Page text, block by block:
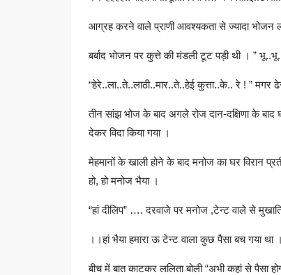
आग्रह करने वाले प्राणी आवश्यकता से ज्यादा भोजन
बर्बाद भोजन पर कुत्ते की मंडली टूट पड़ी थी । ”
“हेरे..ला..ते..लाठी..मार..ते..हेई कुत्ता..के.. रे ! ” मगर
तीन सांझ भोज के बाद अगले रोज दान-दक्षिणा के बाद
देकर विदा किया गया ।
मेहमानों के खाली होने के बाद मनोज का घर विरान
हो, हो मनोज भैया ।
“हां दीलिप” …. दरवाजे पर मनोज ,टेन्ट वाले से
।।हां भैया हमारा ऊ टेन्ट वाला कुछ पैसा बच गया
बीच में बात काटकर ललिता बोली “अभी कहां से पैसा